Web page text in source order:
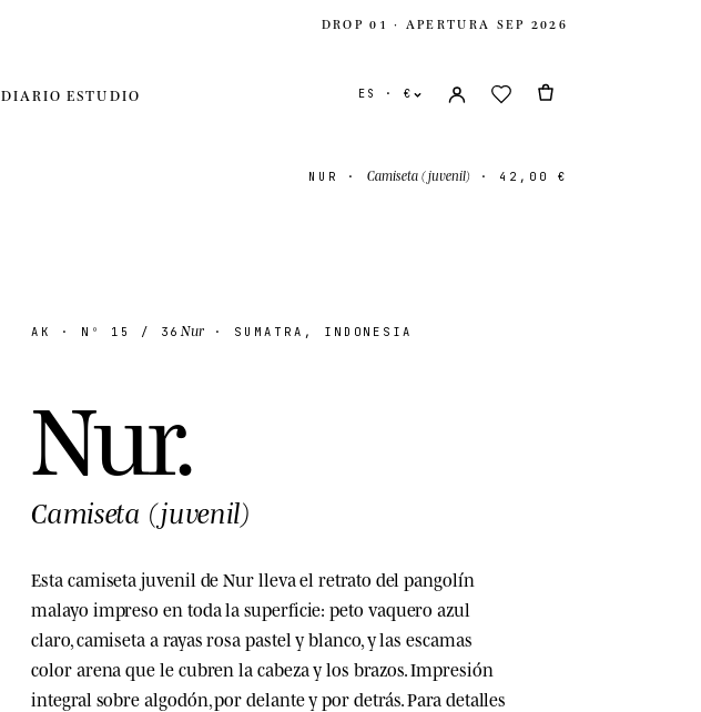
DROP 01 · APERTURA SEP 2026
DIARIO ESTUDIO ES · €
Internacional
NUR · Camiseta (juvenil)· 42,00 €
AK · Nº 15 / 36Nur · SUMATRA, INDONESIA
Nur.
Camiseta (juvenil)
Esta camiseta juvenil de Nur lleva el retrato del pangolín
malayo impreso en toda la superficie: peto vaquero azul
claro, camiseta a rayas rosa pastel y blanco, y las escamas
color arena que le cubren la cabeza y los brazos. Impresión
integral sobre algodón, por delante y por detrás. Para detalles